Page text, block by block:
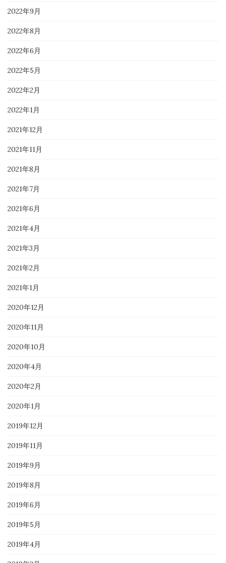
2022年9月
2022年8月
2022年6月
2022年5月
2022年2月
2022年1月
2021年12月
2021年11月
2021年8月
2021年7月
2021年6月
2021年4月
2021年3月
2021年2月
2021年1月
2020年12月
2020年11月
2020年10月
2020年4月
2020年2月
2020年1月
2019年12月
2019年11月
2019年9月
2019年8月
2019年6月
2019年5月
2019年4月